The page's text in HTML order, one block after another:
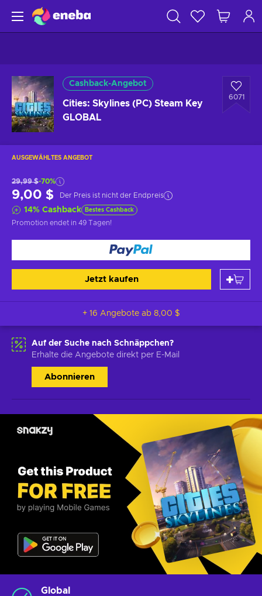
Cashback-Angebot
Cities: Skylines (PC) Steam Key
GLOBAL
6071
AUSGEWÄHLTES ANGEBOT
29,99 $-70%
9,00 $ Der Preis ist nicht der Endpreis
14% Cashback Bestes Cashback
Promotion endet in 49 Tagen!
Jetzt kaufen
+ 16 Angebote ab 8,00 $
Auf der Suche nach Schnäppchen?
Erhalte die Angebote direkt per E-Mail
Abonnieren
Global